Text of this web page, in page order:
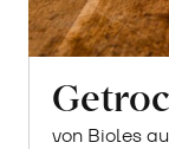
von Bioles